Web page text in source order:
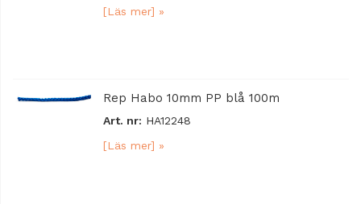
[Läs mer] »
Rep Habo 10mm PP blå 100m
Art. nr: HA12248
[Läs mer] »